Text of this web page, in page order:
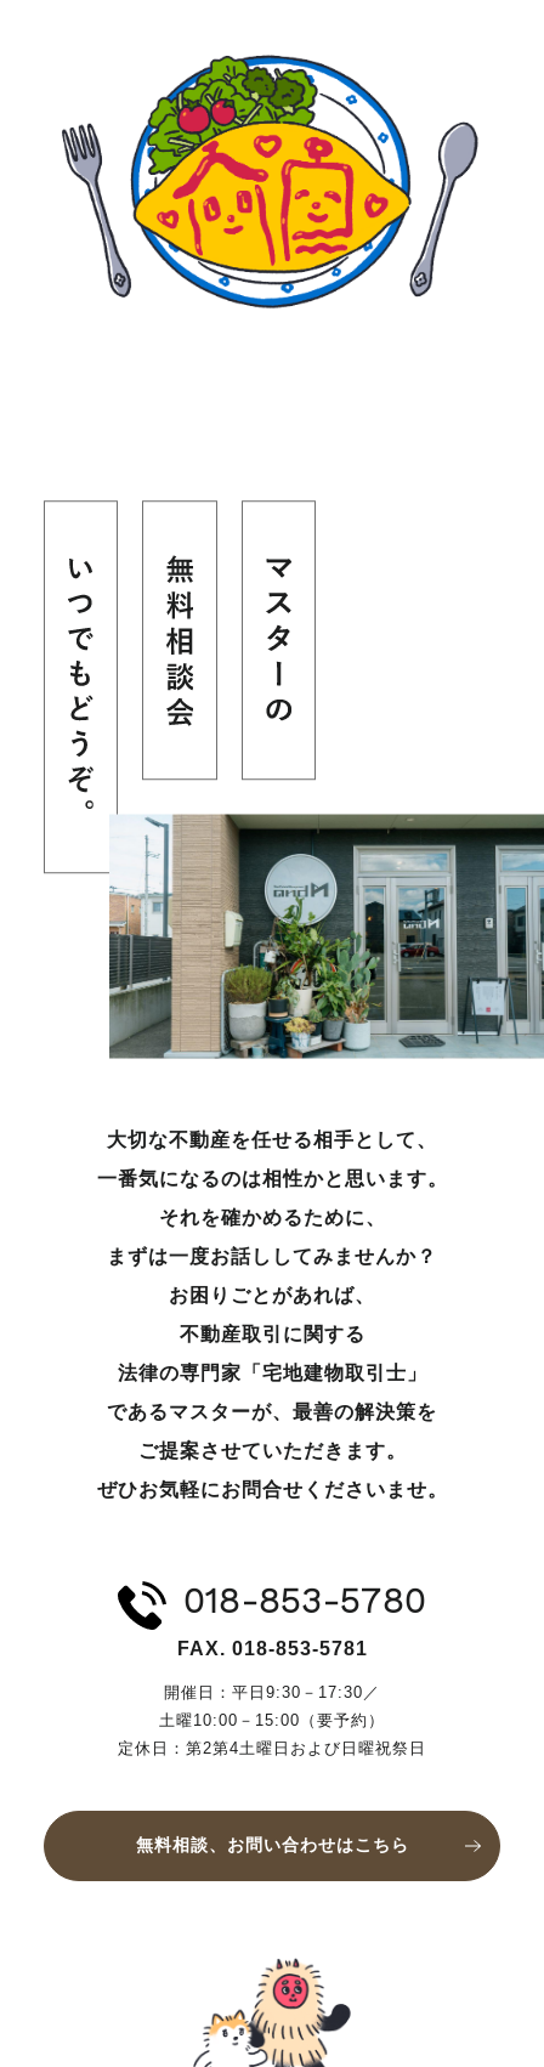
大切な不動産を任せる相手として、
一番気になるのは相性かと思います。
それを確かめるために、
まずは一度お話ししてみませんか？
お困りごとがあれば、
不動産取引に関する
法律の専門家「宅地建物取引士」
であるマスターが、 最善の解決策を
ご提案させていただきます。
ぜひお気軽にお問合せくださいませ。
018-853-5780
FAX. 018-853-5781
開催日：平日9:30－17:30／
土曜10:00－15:00（要予約）
定休日：第2第4土曜日および日曜祝祭日
無料相談、お問い合わせはこちら